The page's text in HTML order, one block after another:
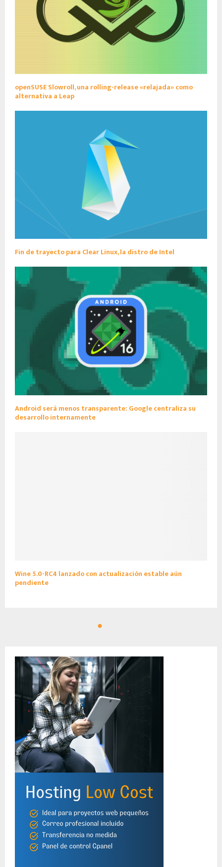
openSUSE Slowroll, una rolling-release «relajada» como
alternativa a Leap
Fin de trayecto para Clear Linux, la distro de Intel
Android será menos transparente: Google centraliza su
desarrollo internamente
Wine 5.0-RC4 lanzado con actualización estable aún
pendiente